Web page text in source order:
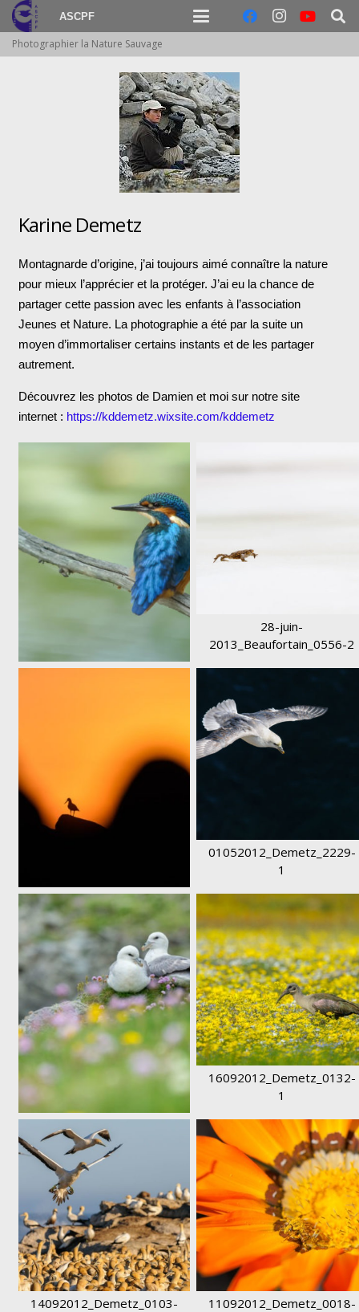
ASCPF
Photographier la Nature Sauvage
Karine Demetz
Montagnarde d’origine, j’ai toujours aimé connaître la nature
pour mieux l’apprécier et la protéger. J’ai eu la chance de
partager cette passion avec les enfants à l’association
Jeunes et Nature. La photographie a été par la suite un
moyen d’immortaliser certains instants et de les partager
autrement.
Découvrez les photos de Damien et moi sur notre site
internet : https://kddemetz.wixsite.com/kddemetz
28-juin-
2013_Beaufortain_0556-2
7DA6359-1
01052012_Demetz_2229-
1
DDD_2579-1
16092012_Demetz_0132-
1
14092012_Demetz_0103-
11092012_Demetz_0018-